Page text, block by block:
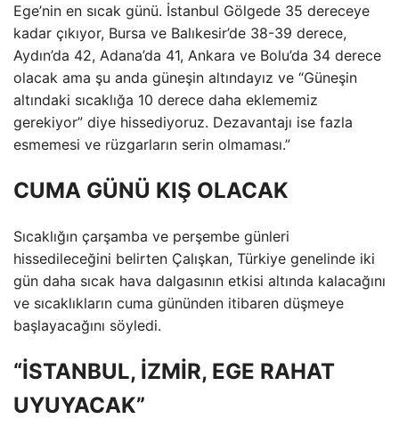
Ege’nin en sıcak günü. İstanbul Gölgede 35 dereceye
kadar çıkıyor, Bursa ve Balıkesir’de 38-39 derece,
Aydın’da 42, Adana’da 41, Ankara ve Bolu’da 34 derece
olacak ama şu anda güneşin altındayız ve “Güneşin
altındaki sıcaklığa 10 derece daha eklememiz
gerekiyor” diye hissediyoruz. Dezavantajı ise fazla
esmemesi ve rüzgarların serin olmaması.”
CUMA GÜNÜ KIŞ OLACAK
Sıcaklığın çarşamba ve perşembe günleri
hissedileceğini belirten Çalışkan, Türkiye genelinde iki
gün daha sıcak hava dalgasının etkisi altında kalacağını
ve sıcaklıkların cuma gününden itibaren düşmeye
başlayacağını söyledi.
“İSTANBUL, İZMİR, EGE RAHAT
UYUYACAK”